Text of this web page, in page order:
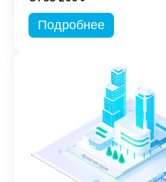
Подробнее